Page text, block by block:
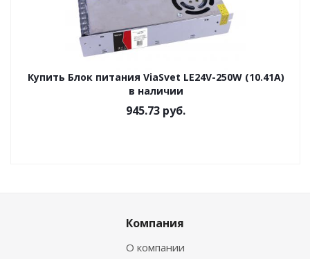
Купить Блок питания ViaSvet LE24V-250W (10.41A)
в наличии
945.73 руб.
Компания
О компании